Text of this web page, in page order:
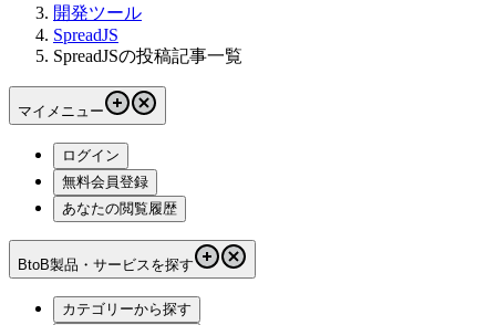
開発ツール
SpreadJS
SpreadJSの投稿記事一覧
マイメニュー
ログイン
無料会員登録
あなたの閲覧履歴
BtoB製品・サービスを探す
カテゴリーから探す